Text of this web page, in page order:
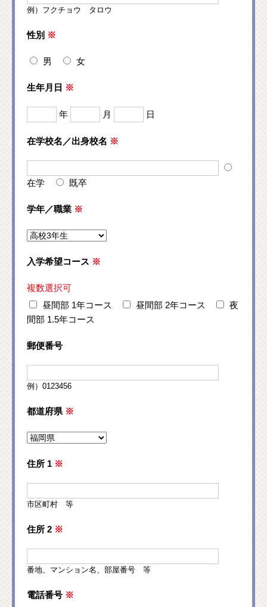
例）フクチョウ タロウ
性別 ※
男 女
生年月日 ※
年 月 日
在学校名／出身校名 ※
在学 既卒
学年／職業 ※
入学希望コース ※
複数選択可
昼間部 1年コース
昼間部 2年コース
夜
間部 1.5年コース
郵便番号
例）0123456
都道府県 ※
住所 1 ※
市区町村 等
住所 2 ※
番地、マンション名、部屋番号 等
電話番号 ※